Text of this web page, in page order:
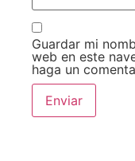
Guardar mi
web en este
haga un